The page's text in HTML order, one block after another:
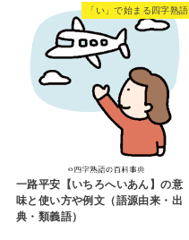
「い」で始まる四字熟語
一路平安【いちろへいあん】の意
味と使い方や例文（語源由来・出
典・類義語）